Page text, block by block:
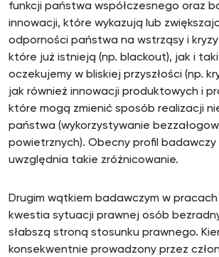
funkcji państwa współczesnego oraz
innowacji, które wykazują lub
odporności państwa na wstrząsy i
które już istnieją (np. blackout), jak i
oczekujemy w bliskiej przyszłości (np.
jak również innowacji produktowych i
które mogą zmienić sposób realizacji
państwa (wykorzystywanie
powietrznych). Obecny profil badawczy
uwzględnia takie zróżnicowanie.
Drugim wątkiem badawczym w
kwestia sytuacji prawnej osób
słabszą stroną stosunku prawnego.
konsekwentnie prowadzony przez